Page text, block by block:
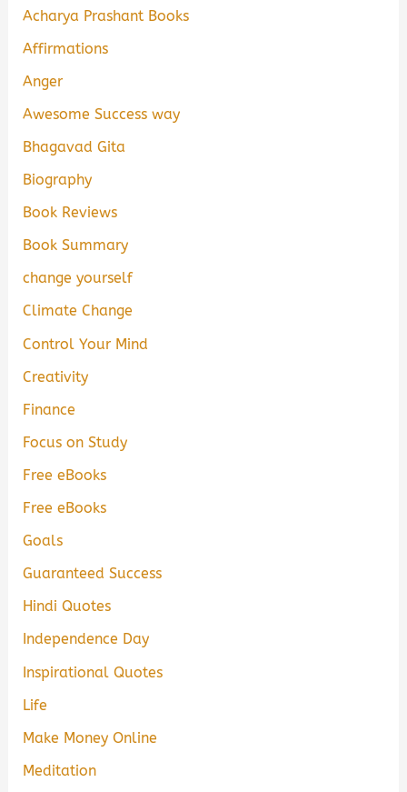
Acharya Prashant Books
Affirmations
Anger
Awesome Success way
Bhagavad Gita
Biography
Book Reviews
Book Summary
change yourself
Climate Change
Control Your Mind
Creativity
Finance
Focus on Study
Free eBooks
Free eBooks
Goals
Guaranteed Success
Hindi Quotes
Independence Day
Inspirational Quotes
Life
Make Money Online
Meditation